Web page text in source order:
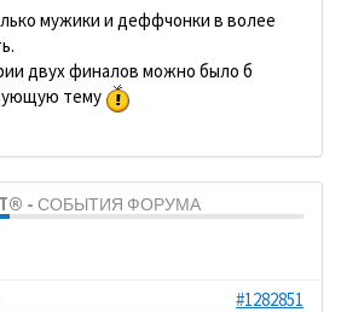
мужики и деффчонки в волее
двух финалов можно было б
тему
IT® - СОБЫТИЯ ФОРУМА
#1282851